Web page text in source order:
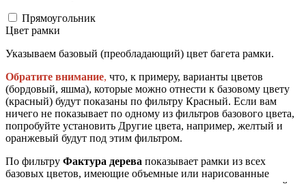
Прямоугольник
Цвет рамки
Указываем базовый (преобладающий) цвет багета рамки.
Обратите внимание, что, к примеру, варианты цветов
(бордовый, яшма), которые можно отнести к базовому цвету
(красный) будут показаны по фильтру Красный. Если вам
ничего не показывает по одному из фильтров базового цвета,
попробуйте установить Другие цвета, например, желтый и
оранжевый будут под этим фильтром.
По фильтру Фактура дерева показывает рамки из всех
базовых цветов, имеющие объемные или нарисованные